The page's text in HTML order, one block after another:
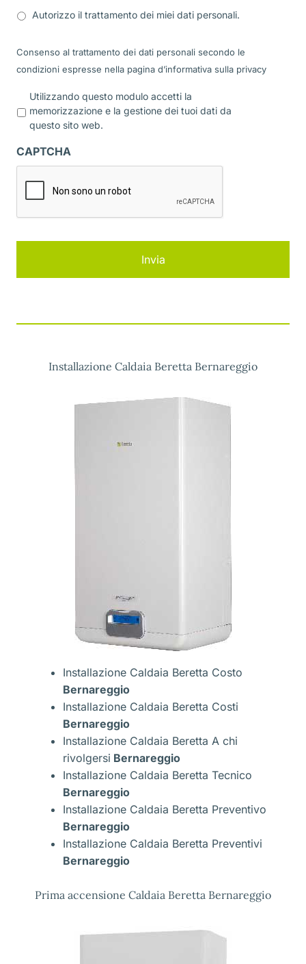
Autorizzo il trattamento dei miei dati personali.
Consenso al trattamento dei dati personali secondo le
condizioni espresse nella pagina d’informativa sulla privacy
r
a
c
Utilizzando questo modulo accetti la
memorizzazione e la gestione dei tuoi dati da
questo sito web.
CAPTCHA
Installazione Caldaia Beretta Bernareggio
Installazione Caldaia Beretta Costo
Bernareggio
Installazione Caldaia Beretta Costi
Bernareggio
Installazione Caldaia Beretta A chi
rivolgersi Bernareggio
Installazione Caldaia Beretta Tecnico
Bernareggio
Installazione Caldaia Beretta Preventivo
Bernareggio
Installazione Caldaia Beretta Preventivi
Bernareggio
Prima accensione Caldaia Beretta Bernareggio